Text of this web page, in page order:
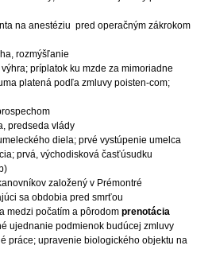
na anestéziu pred operačným zákrokom
rozmýšľanie
príplatok ku mzde za mimoriadne
platená podľa zmluvy poisten-com;
predseda vlády
diela; prvé vystúpenie umelca
prvá, východisková časťúsudku
založený v Prémontré
sa obdobia pred smrťou
medzi počatím a pôrodom prenotácia
ujednanie podmienok budúcej zmluvy
práce; upravenie biologického objektu na